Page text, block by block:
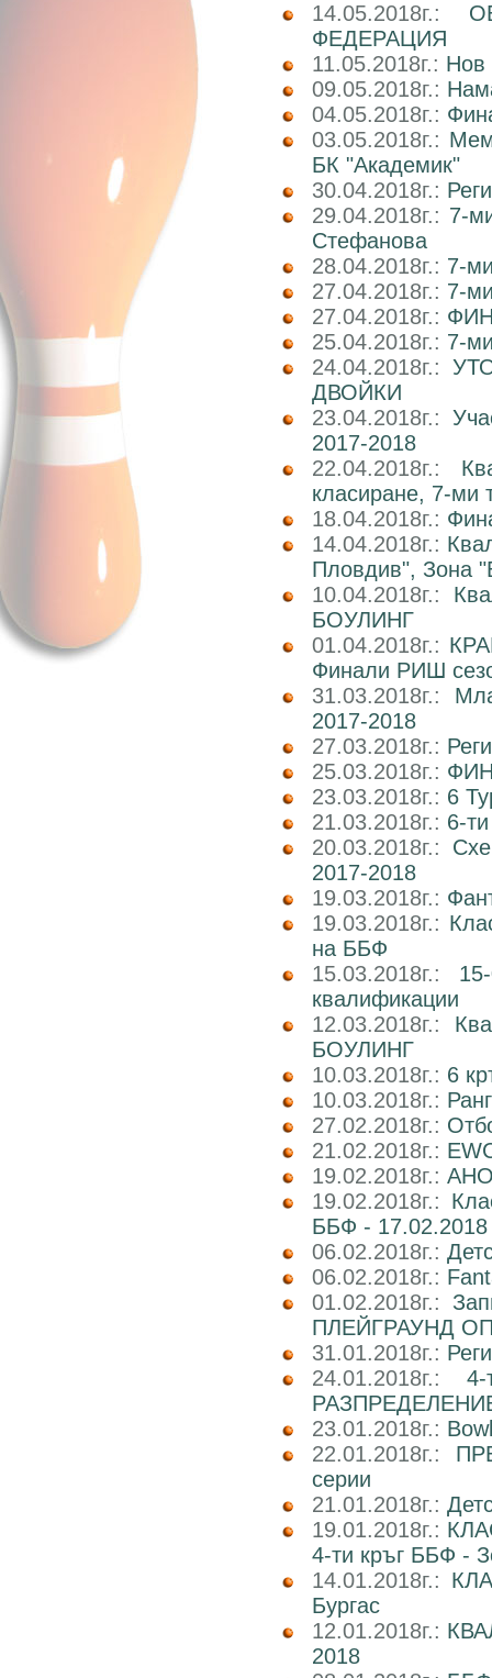
14.05.2018г.:
ФЕДЕРАЦИЯ
11.05.2018г.: Нов
09.05.2018г.:
04.05.2018г.:
03.05.2018г.:
БК "Академик"
30.04.2018г.:
29.04.2018г.: 7-
Стефанова
28.04.2018г.: 7-
27.04.2018г.: 7-
27.04.2018г.:
25.04.2018г.: 7-
24.04.2018г.:
ДВОЙКИ
23.04.2018г.:
2017-2018
22.04.2018г.:
класиране, 7-ми
18.04.2018г.:
14.04.2018г.:
Пловдив", Зона
10.04.2018г.:
БОУЛИНГ
01.04.2018г.:
Финали РИШ
31.03.2018г.:
2017-2018
27.03.2018г.:
25.03.2018г.:
23.03.2018г.: 6
21.03.2018г.: 6-
20.03.2018г.:
2017-2018
19.03.2018г.:
19.03.2018г.:
на ББФ
15.03.2018г.:
квалификации
12.03.2018г.:
БОУЛИНГ
10.03.2018г.: 6
10.03.2018г.:
27.02.2018г.:
21.02.2018г.:
19.02.2018г.:
19.02.2018г.:
ББФ - 17.02.2018
06.02.2018г.:
06.02.2018г.:
01.02.2018г.:
ПЛЕЙГРАУНД
31.01.2018г.:
24.01.2018г.:
23.01.2018г.:
22.01.2018г.:
серии
21.01.2018г.:
19.01.2018г.:
4-ти кръг ББФ -
14.01.2018г.:
Бургас
12.01.2018г.:
2018